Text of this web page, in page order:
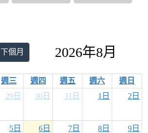
下個月 2026年8月
週三 週四 週五 週六
週日
29日 30日 31日 1日 2日
5日 6日 7日 8日 9日